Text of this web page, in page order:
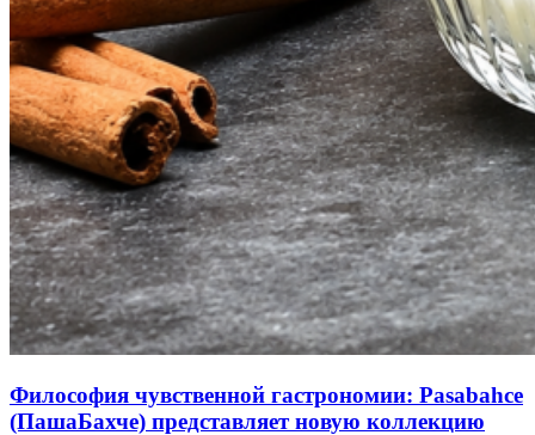
Философия чувственной гастрономии: Pasabahce
(ПашаБахче) представляет новую коллекцию